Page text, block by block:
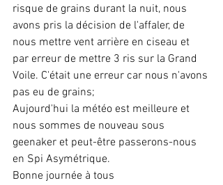
risque de grains durant la nuit, nous
avons pris la décision de l'affaler, de
nous mettre vent arrière en ciseau et
par erreur de mettre 3 ris sur la Grand
Voile. C'était une erreur car nous n'avons
pas eu de grains;
Aujourd'hui la météo est meilleure et
nous sommes de nouveau sous
geenaker et peut-être passerons-nous
en Spi Asymétrique.
Bonne journée à tous